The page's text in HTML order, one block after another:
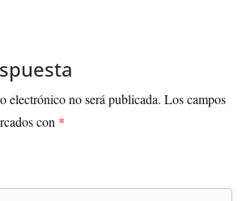
electrónico no será publicada. Los campos
con *